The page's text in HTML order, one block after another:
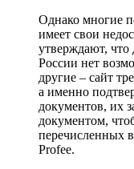
Однако многие
имеет свои
утверждают,
России нет
другие – сайт
а именно
документов, их
документом,
перечисленных
Profee.